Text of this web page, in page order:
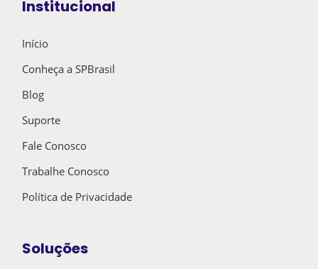
Institucional
Início
Conheça a SPBrasil
Blog
Suporte
Fale Conosco
Trabalhe Conosco
Política de Privacidade
Soluções